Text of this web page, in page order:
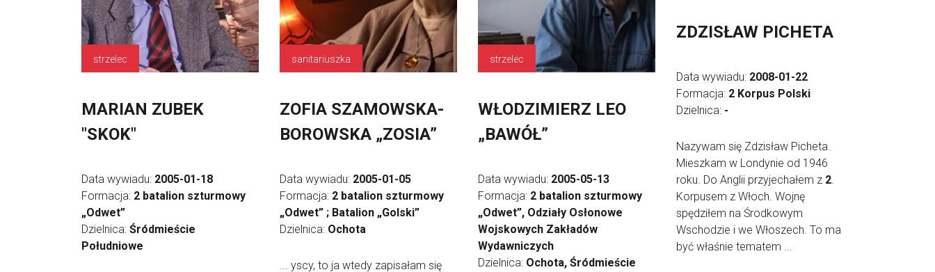
strzelec
MARIAN ZUBEK
"SKOK"
Data wywiadu: 2005-01-18
Formacja: 2 batalion szturmowy
„Odwet”
Dzielnica: Śródmieście
Południowe
sanitariuszka
ZOFIA SZAMOWSKA-
BOROWSKA „ZOSIA”
Data wywiadu: 2005-01-05
Formacja: 2 batalion szturmowy
„Odwet” ; Batalion „Golski”
Dzielnica: Ochota
... yscy, to ja wtedy zapisałam się
strzelec
WŁODZIMIERZ LEO
„BAWÓŁ”
Data wywiadu: 2005-05-13
Formacja: 2 batalion szturmowy
„Odwet”, Odziały Osłonowe
Wojskowych Zakładów
Wydawniczych
Dzielnica: Ochota, Śródmieście
ZDZISŁAW PICHETA
Data wywiadu: 2008-01-22
Formacja: 2 Korpus Polski
Dzielnica: -
Nazywam się Zdzisław Picheta.
Mieszkam w Londynie od 1946
roku. Do Anglii przyjechałem z 2
Korpusem z Włoch. Wojnę
spędziłem na Środkowym
Wschodzie i we Włoszech. To ma
być właśnie tematem ...